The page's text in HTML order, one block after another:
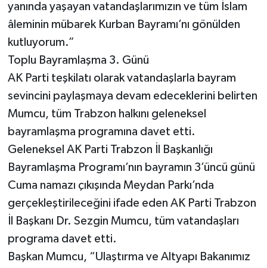
yanında yaşayan vatandaşlarımızın ve tüm İslam
âleminin mübarek Kurban Bayramı’nı gönülden
kutluyorum.”
Toplu Bayramlaşma 3. Günü
AK Parti teşkilatı olarak vatandaşlarla bayram
sevincini paylaşmaya devam edeceklerini belirten
Mumcu, tüm Trabzon halkını geleneksel
bayramlaşma programına davet etti.
Geleneksel AK Parti Trabzon İl Başkanlığı
Bayramlaşma Programı’nın bayramın 3’üncü günü
Cuma namazı çıkışında Meydan Parkı’nda
gerçekleştirileceğini ifade eden AK Parti Trabzon
İl Başkanı Dr. Sezgin Mumcu, tüm vatandaşları
programa davet etti.
Başkan Mumcu, “Ulaştırma ve Altyapı Bakanımız